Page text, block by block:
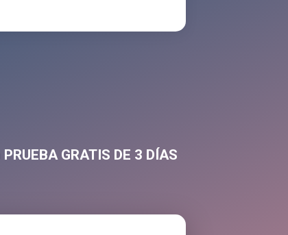
PRUEBA GRATIS DE 3 DÍAS